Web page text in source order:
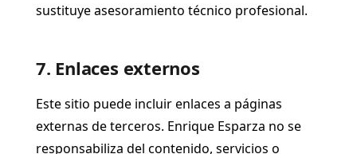
sustituye asesoramiento técnico profesional.
7. Enlaces externos
Este sitio puede incluir enlaces a páginas
externas de terceros. Enrique Esparza no se
responsabiliza del contenido, servicios o